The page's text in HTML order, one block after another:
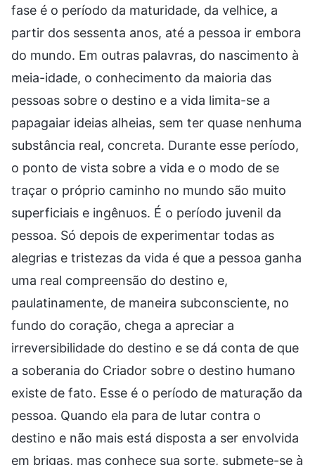
fase é o período da maturidade, da velhice, a
partir dos sessenta anos, até a pessoa ir embora
do mundo. Em outras palavras, do nascimento à
meia-idade, o conhecimento da maioria das
pessoas sobre o destino e a vida limita-se a
papagaiar ideias alheias, sem ter quase nenhuma
substância real, concreta. Durante esse período,
o ponto de vista sobre a vida e o modo de se
traçar o próprio caminho no mundo são muito
superficiais e ingênuos. É o período juvenil da
pessoa. Só depois de experimentar todas as
alegrias e tristezas da vida é que a pessoa ganha
uma real compreensão do destino e,
paulatinamente, de maneira subconsciente, no
fundo do coração, chega a apreciar a
irreversibilidade do destino e se dá conta de que
a soberania do Criador sobre o destino humano
existe de fato. Esse é o período de maturação da
pessoa. Quando ela para de lutar contra o
destino e não mais está disposta a ser envolvida
em brigas, mas conhece sua sorte, submete-se à